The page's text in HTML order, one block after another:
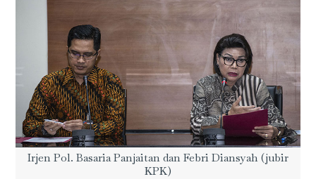
Irjen Pol. Basaria Panjaitan dan Febri Diansyah (jubir
KPK)